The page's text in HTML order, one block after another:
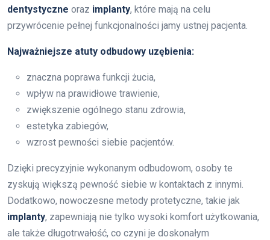
dentystyczne oraz implanty, które mają na celu
przywrócenie pełnej funkcjonalności jamy ustnej pacjenta.
Najważniejsze atuty odbudowy uzębienia:
znaczna poprawa funkcji żucia,
wpływ na prawidłowe trawienie,
zwiększenie ogólnego stanu zdrowia,
estetyka zabiegów,
wzrost pewności siebie pacjentów.
Dzięki precyzyjnie wykonanym odbudowom, osoby te
zyskują większą pewność siebie w kontaktach z innymi.
Dodatkowo, nowoczesne metody protetyczne, takie jak
implanty, zapewniają nie tylko wysoki komfort użytkowania,
ale także długotrwałość, co czyni je doskonałym